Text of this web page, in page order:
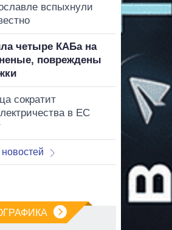
вспыхнули
четыре КАБа на
повреждены
сократит
в ЕС